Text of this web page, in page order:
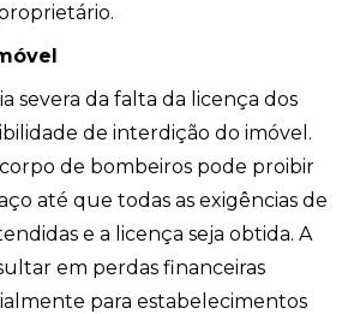
severa da falta da licença dos
de interdição do imóvel.
de bombeiros pode proibir
até que todas as exigências de
e a licença seja obtida. A
em perdas financeiras
para estabelecimentos